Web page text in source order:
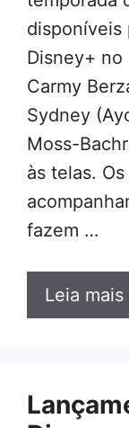
disponíveis
Disney+
Carmy
Sydney
Moss-
às telas.
fazem …
Leia mais